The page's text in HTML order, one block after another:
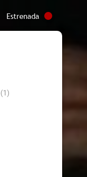
Estrenada
(1)